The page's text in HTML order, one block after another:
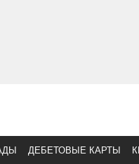
ДЕБЕТОВЫЕ КАРТЫ